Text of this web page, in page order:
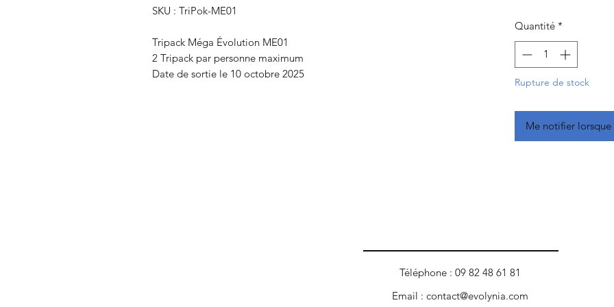
SKU : TriPok-ME01
Tripack Méga Évolution ME01
2 Tripack par personne maximum
Date de sortie le 10 octobre 2025
Quantité *
Rupture de stock
Me notifier
Téléphone : 09 82 48 61 81
Email : contact@evolynia.com